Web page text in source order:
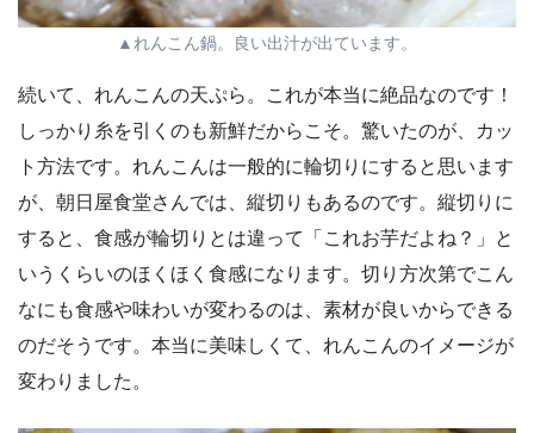
▲れんこん鍋。良い出汁が出ています。
続いて、れんこんの天ぷら。これが本当に絶品なのです！
しっかり糸を引くのも新鮮だからこそ。驚いたのが、カッ
ト方法です。れんこんは一般的に輪切りにすると思います
が、朝日屋食堂さんでは、縦切りもあるのです。縦切りに
すると、食感が輪切りとは違って「これお芋だよね？」と
いうくらいのほくほく食感になります。切り方次第でこん
なにも食感や味わいが変わるのは、素材が良いからできる
のだそうです。本当に美味しくて、れんこんのイメージが
変わりました。